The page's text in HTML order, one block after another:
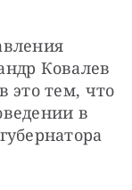
Ковалев
это тем, что
в